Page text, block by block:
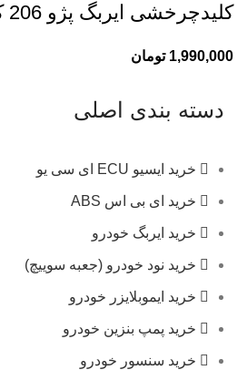
کلیدچرخشی ایربگ پژو 206 کروز
1,990,000 تومان
دسته بندی اصلی
خرید ایسیو ECU ای سی یو
خرید ای بی اس ABS
خرید ایربگ خودرو
خرید نود خودرو (جعبه سوییچ)
خرید ایموبلایزر خودرو
خرید پمپ بنزین خودرو
خرید سنسور خودرو